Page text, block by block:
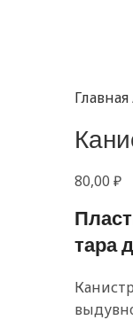
Главная
80,00 ₽
тара